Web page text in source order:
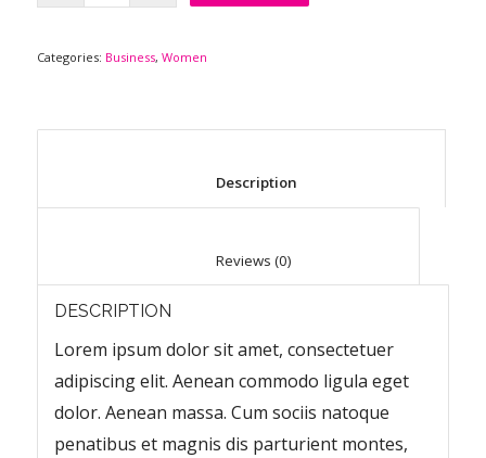
Categories: Business, Women
DESCRIPTION
Lorem ipsum dolor sit amet, consectetuer
adipiscing elit. Aenean commodo ligula eget
dolor. Aenean massa. Cum sociis natoque
penatibus et magnis dis parturient montes,